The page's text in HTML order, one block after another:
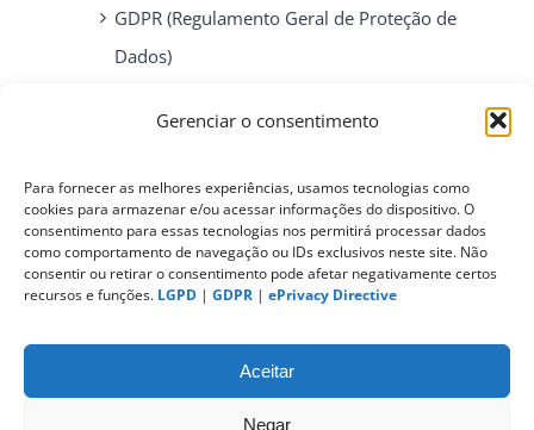
Gerenciar o consentimento
Para fornecer as melhores experiências, usamos tecnologias como
cookies para armazenar e/ou acessar informações do dispositivo. O
consentimento para essas tecnologias nos permitirá processar dados
como comportamento de navegação ou IDs exclusivos neste site. Não
consentir ou retirar o consentimento pode afetar negativamente certos
recursos e funções. LGPD | GDPR | ePrivacy Directive
Aceitar
Negar
GDPR (Regulamento Geral de Proteção de
Dados)
ePrivacy Directive (Diretiva ePrivacidade)
PIPEDA (Personal Information Protection
and Electronic Documents Act)
CONTATO